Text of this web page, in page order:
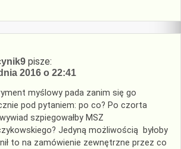
pisze:
2016 o 22:41
myślowy pada zanim się go
pod pytaniem: po co? Po czorta
szpiegowałby MSZ
Jedyną możliwością byłoby
to na zamówienie zewnętrzne przez co